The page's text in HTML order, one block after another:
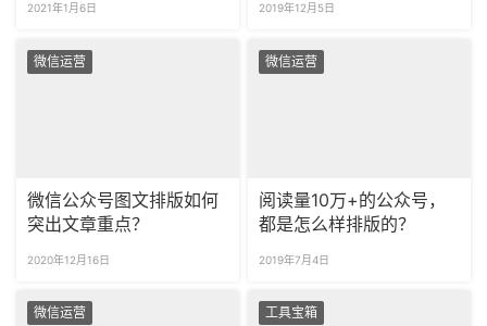
2021年1月6日 2019年12月5日
微信运营
微信公众号图文排版如何
突出文章重点？
2020年12月16日
微信运营
阅读量10万+的公众号，
都是怎么样排版的？
2019年7月4日
微信运营 工具宝箱